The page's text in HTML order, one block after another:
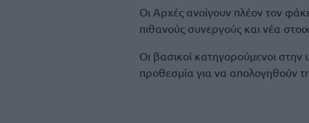
Οι Αρχές ανοίγουν πλέον τον
πιθανούς συνεργούς και νέα
Οι βασικοί κατηγορούμενοι
προθεσμία για να απολογηθούν